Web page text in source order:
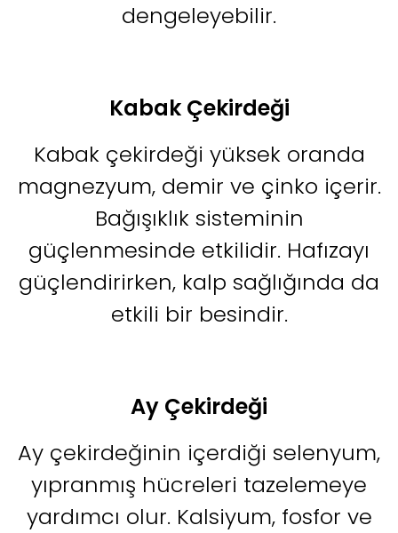
dengeleyebilir.
Kabak Çekirdeği
Kabak çekirdeği yüksek oranda
magnezyum, demir ve çinko içerir.
Bağışıklık sisteminin
güçlenmesinde etkilidir. Hafızayı
güçlendirirken, kalp sağlığında da
etkili bir besindir.
Ay Çekirdeği
Ay çekirdeğinin içerdiği selenyum,
yıpranmış hücreleri tazelemeye
yardımcı olur. Kalsiyum, fosfor ve